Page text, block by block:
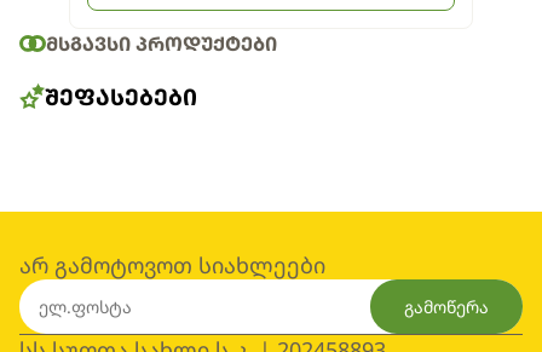
ᲛᲡᲒᲐᲕᲡᲘ ᲞᲠᲝᲓᲣᲥᲢᲔᲑᲘ
ᲨᲔᲤᲐᲡᲔᲑᲔᲑᲘ
არ გამოტოვოთ სიახლეები
გამოწერა